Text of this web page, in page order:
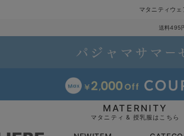
マタニティウ
送料495
MATERNITY
マタニティ & 授乳服はこちら